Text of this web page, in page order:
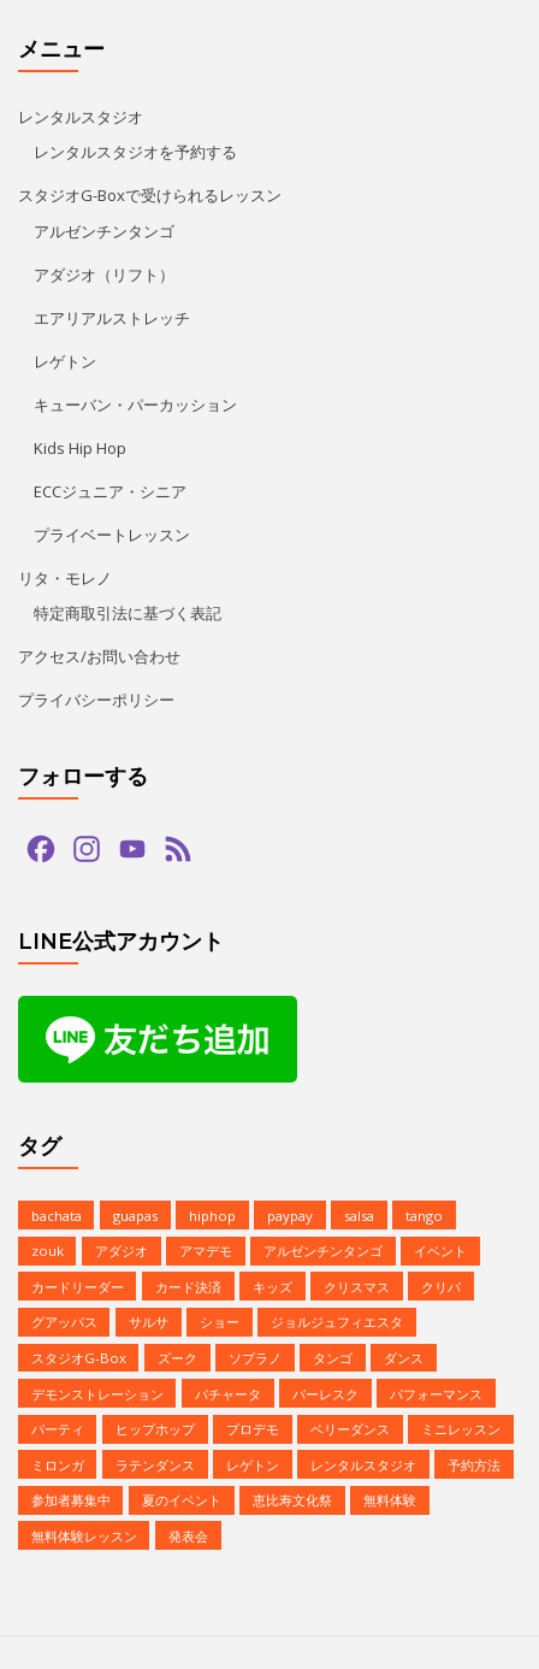
メニュー
レンタルスタジオ
レンタルスタジオを予約する
スタジオG-Boxで受けられるレッスン
アルゼンチンタンゴ
アダジオ（リフト）
エアリアルストレッチ
レゲトン
キューバン・パーカッション
Kids Hip Hop
ECCジュニア・シニア
プライベートレッスン
リタ・モレノ
特定商取引法に基づく表記
アクセス/お問い合わせ
プライバシーポリシー
フォローする
FacebookInstagramYouTube
LINE公式アカウント
タグ
bachata guapas hiphop paypay salsa
tango
zouk
アダジオ アマデモ アルゼンチンタンゴ
イベント
カードリーダー
カード決済 キッズ クリスマス
クリパ
グアッパス
サルサ ショー
ジョルジュフィエスタ
スタジオG-Box
ズーク ソプラノ タンゴ
ダンス
デモンストレーション
バチャータ バーレスク
パフォーマンス
パーティ
ヒップホップ プロデモ ベリーダンス
ミニレッスン
ミロンガ
ラテンダンス レゲトン レンタルスタジオ
予約方法
参加者募集中
夏のイベント 恵比寿文化祭
無料体験
無料体験レッスン
発表会